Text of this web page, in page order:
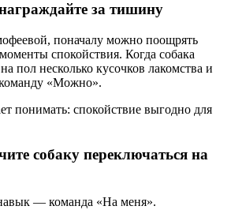
за тишину
поначалу можно поощрять
спокойствия. Когда собака
пол несколько кусочков лакомства и
«Можно».
понимать: спокойствие выгодно для
собаку переключаться на
— команда «На меня».